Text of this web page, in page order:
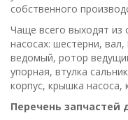
собственного
Чаще всего выходят из
насосах: шестерни,
ведомый, ротор
упорная, втулка
корпус, крышка насоса,
Перечень